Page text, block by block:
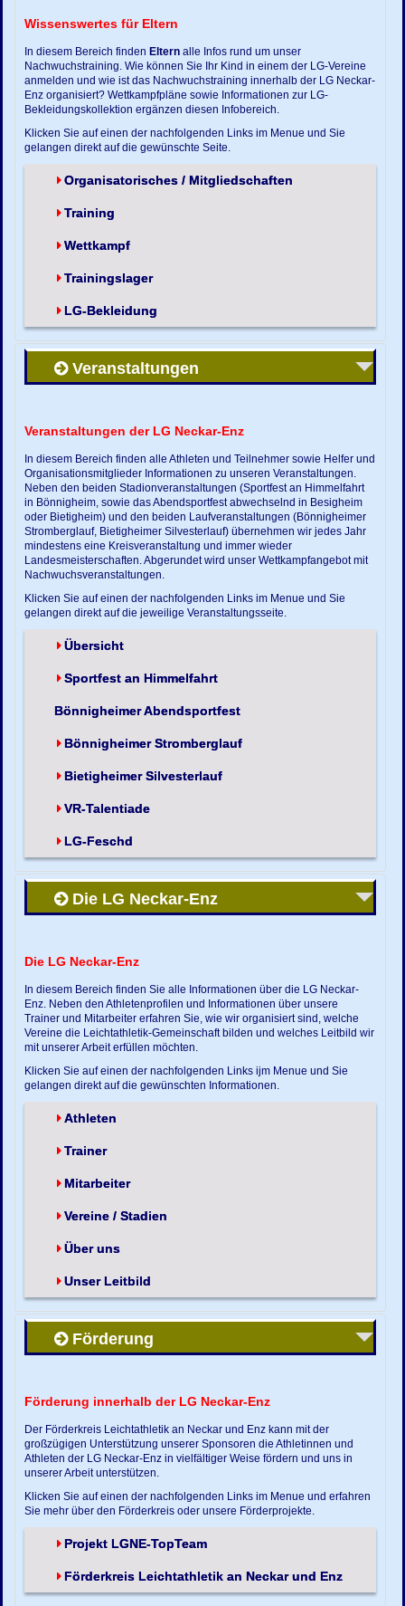
Wissenswertes für Eltern
In diesem Bereich finden Eltern alle Infos rund um unser
Nachwuchstraining. Wie können Sie Ihr Kind in einem der LG-Vereine
anmelden und wie ist das Nachwuchstraining innerhalb der LG Neckar-
Enz organisiert? Wettkampfpläne sowie Informationen zur LG-
Bekleidungskollektion ergänzen diesen Infobereich.
Klicken Sie auf einen der nachfolgenden Links im Menue und Sie
gelangen direkt auf die gewünschte Seite.
Organisatorisches / Mitgliedschaften
Training
Wettkampf
Trainingslager
LG-Bekleidung
Veranstaltungen
Veranstaltungen der LG Neckar-Enz
In diesem Bereich finden alle Athleten und Teilnehmer sowie Helfer und
Organisationsmitglieder Informationen zu unseren Veranstaltungen.
Neben den beiden Stadionveranstaltungen (Sportfest an Himmelfahrt
in Bönnigheim, sowie das Abendsportfest abwechselnd in Besigheim
oder Bietigheim) und den beiden Laufveranstaltungen (Bönnigheimer
Stromberglauf, Bietigheimer Silvesterlauf) übernehmen wir jedes Jahr
mindestens eine Kreisveranstaltung und immer wieder
Landesmeisterschaften. Abgerundet wird unser Wettkampfangebot mit
Nachwuchsveranstaltungen.
Klicken Sie auf einen der nachfolgenden Links im Menue und Sie
gelangen direkt auf die jeweilige Veranstaltungsseite.
Übersicht
Sportfest an Himmelfahrt
Bönnigheimer Abendsportfest
Bönnigheimer Stromberglauf
Bietigheimer Silvesterlauf
VR-Talentiade
LG-Feschd
Die LG Neckar-Enz
Die LG Neckar-Enz
In diesem Bereich finden Sie alle Informationen über die LG Neckar-
Enz. Neben den Athletenprofilen und Informationen über unsere
Trainer und Mitarbeiter erfahren Sie, wie wir organisiert sind, welche
Vereine die Leichtathletik-Gemeinschaft bilden und welches Leitbild wir
mit unserer Arbeit erfüllen möchten.
Klicken Sie auf einen der nachfolgenden Links ijm Menue und Sie
gelangen direkt auf die gewünschten Informationen.
Athleten
Trainer
Mitarbeiter
Vereine / Stadien
Über uns
Unser Leitbild
Förderung
Förderung innerhalb der LG Neckar-Enz
Der Förderkreis Leichtathletik an Neckar und Enz kann mit der
großzügigen Unterstützung unserer Sponsoren die Athletinnen und
Athleten der LG Neckar-Enz in vielfältiger Weise fördern und uns in
unserer Arbeit unterstützen.
Klicken Sie auf einen der nachfolgenden Links im Menue und erfahren
Sie mehr über den Förderkreis oder unsere Förderprojekte.
Projekt LGNE-TopTeam
Förderkreis Leichtathletik an Neckar und Enz